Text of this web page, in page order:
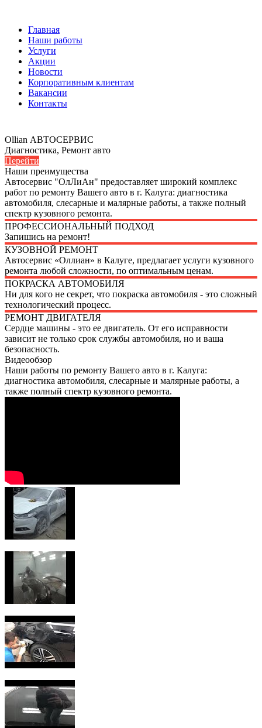
Главная
Наши работы
Услуги
Акции
Новости
Корпоративным клиентам
Вакансии
Контакты
Ollian АВТОСЕРВИС
Диагностика, Ремонт авто
Перейти
Наши преимущества
Автосервис "ОлЛиАн" предоставляет широкий комплекс
работ по ремонту Вашего авто в г. Калуга: диагностика
автомобиля, слесарные и малярные работы, а также полный
спектр кузовного ремонта.
ПРОФЕССИОНАЛЬНЫЙ ПОДХОД
Запишись на ремонт!
КУЗОВНОЙ РЕМОНТ
Автосервис «Оллиан» в Калуге, предлагает услуги кузовного
ремонта любой сложности, по оптимальным ценам.
ПОКРАСКА АВТОМОБИЛЯ
Ни для кого не секрет, что покраска автомобиля - это сложный
технологический процесс.
РЕМОНТ ДВИГАТЕЛЯ
Сердце машины - это ее двигатель. От его исправности
зависит не только срок службы автомобиля, но и ваша
безопасность.
Видеообзор
Наши работы по ремонту Вашего авто в г. Калуга:
диагностика автомобиля, слесарные и малярные работы, а
также полный спектр кузовного ремонта.